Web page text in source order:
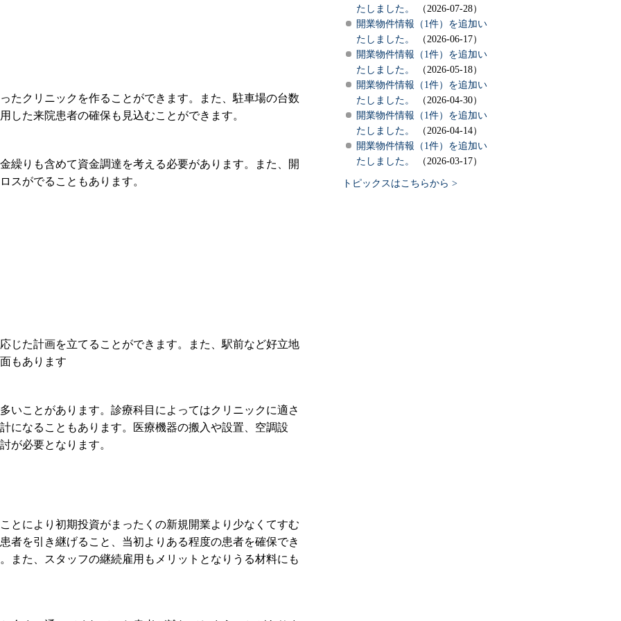
たクリニックを作ることができます。また、駐車場の台数
した来院患者の確保も見込むことができます。
繰りも含めて資金調達を考える必要があります。また、開
スがでることもあります。
じた計画を立てることができます。また、駅前など好立地
もあります
いことがあります。診療科目によってはクリニックに適さ
になることもあります。医療機器の搬入や設置、空調設
が必要となります。
とにより初期投資がまったくの新規開業より少なくてすむ
者を引き継げること、当初よりある程度の患者を確保でき
また、スタッフの継続雇用もメリットとなりうる材料にも
たしました。
（2026-07-28）
開業物件情報（1件）を追加い
たしました。
（2026-06-17）
開業物件情報（1件）を追加い
たしました。
（2026-05-18）
開業物件情報（1件）を追加い
たしました。
（2026-04-30）
開業物件情報（1件）を追加い
たしました。
（2026-04-14）
開業物件情報（1件）を追加い
たしました。
（2026-03-17）
トピックスはこちらから >